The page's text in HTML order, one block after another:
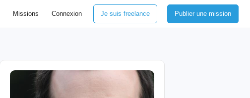
Missions Connexion Je suis freelance Publier une mission